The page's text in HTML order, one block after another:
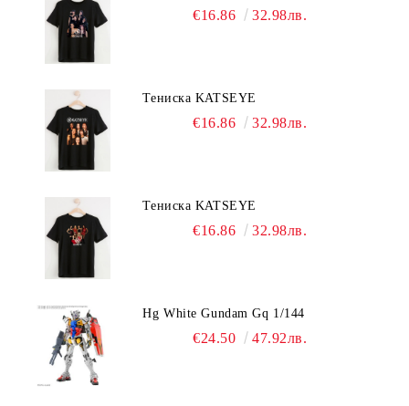
€16.86 32.98лв.
Тениска KATSEYE
€16.86 32.98лв.
Тениска KATSEYE
€16.86 32.98лв.
Hg White Gundam Gq 1/144
€24.50 47.92лв.